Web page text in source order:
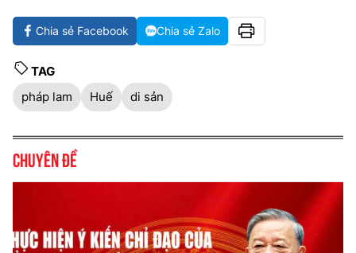
Chia sẻ Facebook Chia sẻ Zalo
TAG
pháp lam
Huế di sản
Chuyên đề